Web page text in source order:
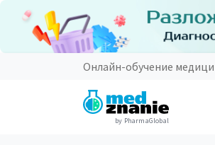
Онлайн-обучение
by PharmaGlobal